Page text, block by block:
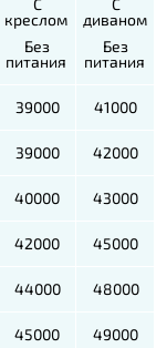
С
креслом
Без
питания
С
диваном
Без
питания
39000 41000
39000 42000
40000 43000
42000 45000
44000 48000
45000 49000